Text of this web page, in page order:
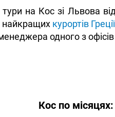
тури на Кос зі Львова
найкращих курортів Греції
одного з
Кос по місяцях: